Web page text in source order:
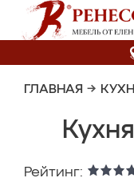
ГЛАВНАЯ →
Рейтинг: